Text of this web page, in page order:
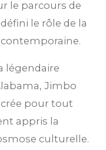
le parcours de
le rôle de la
légendaire
Jimbo
pour tout
appris la
culturelle.